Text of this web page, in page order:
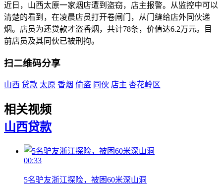
近日，山西太原一家烟店遭到盗窃，店主报警。从监控中可以
清楚的看到，在凌晨店员打开卷闸门，从门缝给店外同伙递
烟。店员为还贷款才盗香烟，共计78条，价值达6.2万元。目
前店员及其同伙已被刑拘。
扫二维码分享
山西 贷款 太原 香烟 偷盗 同伙 店主 杏花岭区
相关视频
山西贷款
00:33
5名驴友浙江探险，被困60米深山洞